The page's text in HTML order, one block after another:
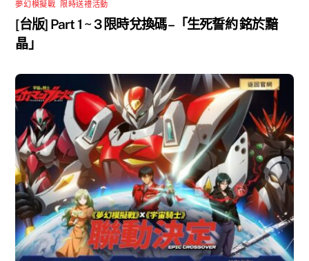
夢幻模擬戰 限時送禮活動
[台版] Part 1 ~ 3 限時兌換碼 –「生死誓約 銘於黯
晶」